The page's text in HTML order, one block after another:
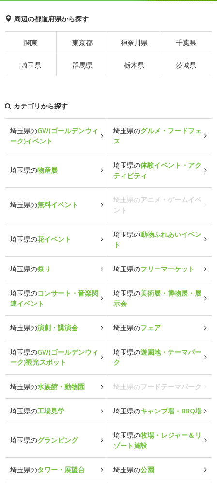
周辺の都道府県から探す
関東 東京都 神奈川県 千葉県
埼玉県 群馬県 栃木県 茨城県
カテゴリから探す
埼玉県のGW(ゴールデンウィ
ーク)イベント
埼玉県のグルメ・フードフェ
ス
埼玉県の物産展
埼玉県の体験イベント・アク
ティビティ
埼玉県の無料イベント
埼玉県のアニメ・ゲームイベ
ント
埼玉県の花イベント
埼玉県の動物ふれあいイベン
ト
埼玉県の祭り 埼玉県のフリーマーケット
埼玉県のコンサート・音楽関
連イベント
埼玉県の美術展・博物展・展
示会
埼玉県の演劇・講演会 埼玉県のフェア
埼玉県のGW(ゴールデンウィ
ーク)観光スポット
埼玉県の遊園地・テーマパー
ク
埼玉県の水族館・動物園 埼玉県のフードテーマパーク
埼玉県の工場見学 埼玉県のキャンプ場・BBQ場
埼玉県のグランピング
埼玉県の牧場・レジャー＆リ
ゾート施設
埼玉県のタワー・展望台 埼玉県の公園